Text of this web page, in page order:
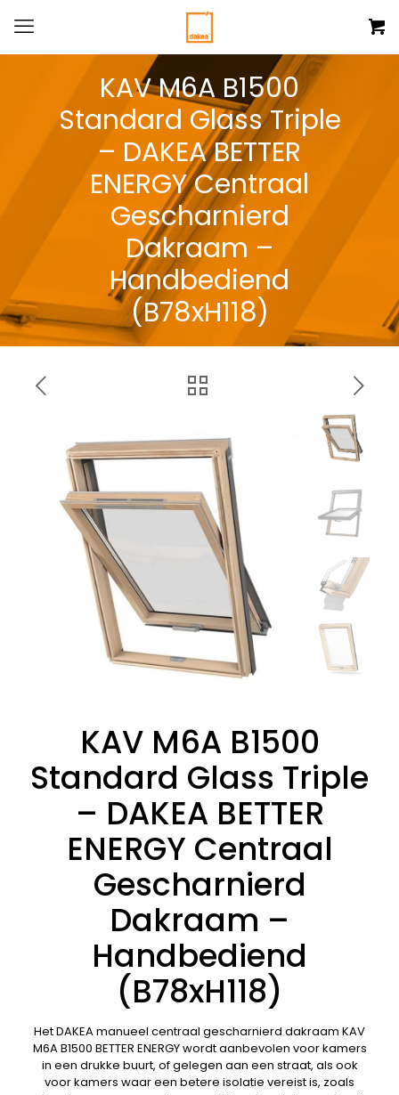
KAV M6A B1500
Standard Glass Triple
– DAKEA BETTER
ENERGY Centraal
Gescharnierd
Dakraam –
Handbediend
(B78xH118)
KAV M6A B1500
Standard Glass Triple
– DAKEA BETTER
ENERGY Centraal
Gescharnierd
Dakraam –
Handbediend
(B78xH118)
Het DAKEA manueel centraal gescharnierd dakraam KAV
M6A B1500 BETTER ENERGY wordt aanbevolen voor kamers
in een drukke buurt, of gelegen aan een straat, als ook
voor kamers waar een betere isolatie vereist is, zoals